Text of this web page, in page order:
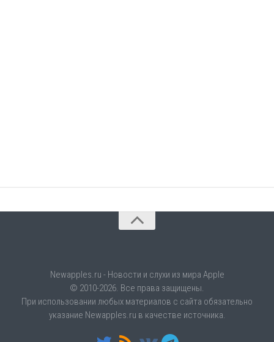
Newapples.ru - Новости и слухи из мира Apple
© 2010-2026. Все права защищены.
При использовании любых материалов с сайта обязательно
указание Newapples.ru в качестве источника.